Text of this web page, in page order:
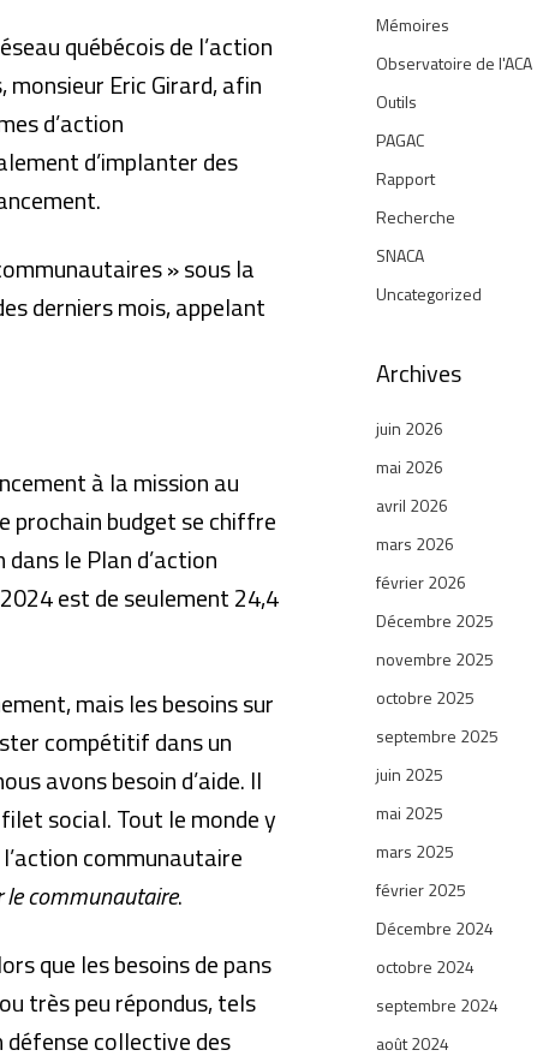
québécois de l’action
Eric Girard, afin
d’action
d’implanter des
» sous la
derniers mois, appelant
à la mission au
prochain budget se chiffre
le Plan d’action
est de seulement 24,4
mais les besoins sur
compétitif dans un
avons besoin d’aide. Il
social. Tout le monde y
communautaire
le communautaire.
que les besoins de pans
très peu répondus, tels
défense collective des
Mémoires
Observatoire de l'ACA
Outils
PAGAC
Rapport
Recherche
SNACA
Uncategorized
Archives
juin 2026
mai 2026
avril 2026
mars 2026
février 2026
Décembre 2025
novembre 2025
octobre 2025
septembre 2025
juin 2025
mai 2025
mars 2025
février 2025
Décembre 2024
octobre 2024
septembre 2024
août 2024